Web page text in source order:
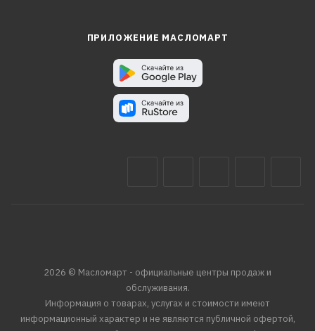
ПРИЛОЖЕНИЕ МАСЛОМАРТ
2026 © Масломарт - официальные центры продаж и
обслуживания.
Информация о товарах, услугах и стоимости имеют
информационный характер и не являются публичной офертой,